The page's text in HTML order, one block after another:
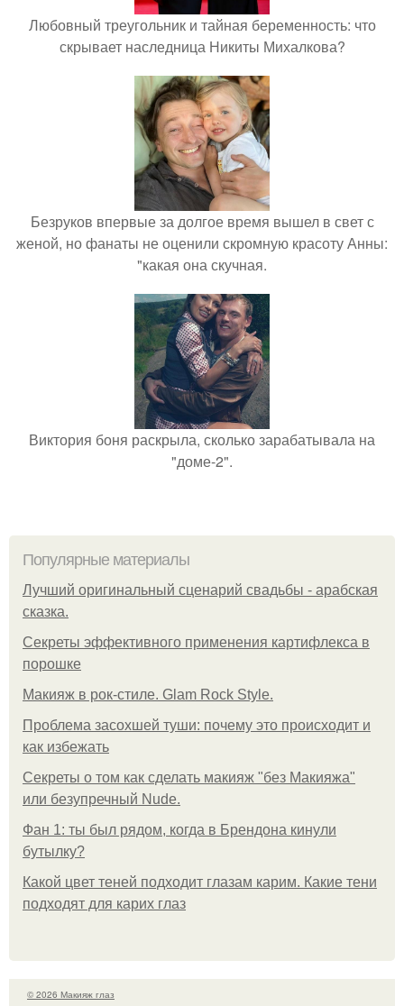
Любовный треугольник и тайная беременность: что
скрывает наследница Никиты Михалкова?
Безруков впервые за долгое время вышел в свет с
женой, но фанаты не оценили скромную красоту Анны:
"какая она скучная.
Виктория боня раскрыла, сколько зарабатывала на
"доме-2".
Популярные материалы
Лучший оригинальный сценарий свадьбы - арабская
сказка.
Секреты эффективного применения картифлекса в
порошке
Макияж в рок-стиле. Glam Rock Style.
Проблема засохшей туши: почему это происходит и
как избежать
Секреты о том как сделать макияж "без Макияжа"
или безупречный Nude.
Фан 1: ты был рядом, когда в Брендона кинули
бутылку?
Какой цвет теней подходит глазам карим. Какие тени
подходят для карих глаз
© 2026 Макияж глаз